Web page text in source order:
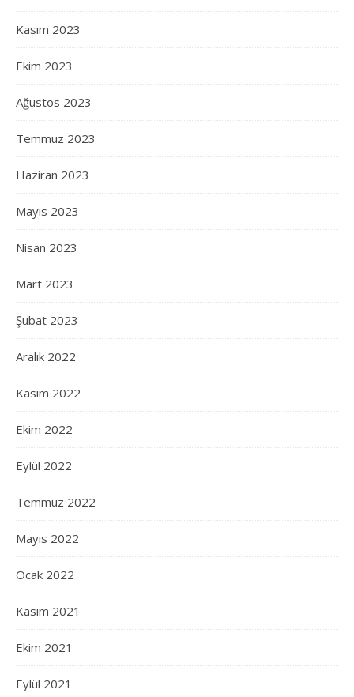
Kasım 2023
Ekim 2023
Ağustos 2023
Temmuz 2023
Haziran 2023
Mayıs 2023
Nisan 2023
Mart 2023
Şubat 2023
Aralık 2022
Kasım 2022
Ekim 2022
Eylül 2022
Temmuz 2022
Mayıs 2022
Ocak 2022
Kasım 2021
Ekim 2021
Eylül 2021